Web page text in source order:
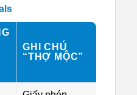
GHI CHÚ
“THỢ MỘC”